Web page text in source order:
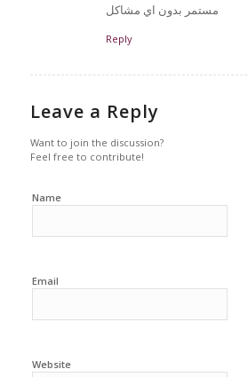
مستمر بدون اي مشاكل
Reply
Leave a Reply
Want to join the discussion?
Feel free to contribute!
Name
Email
Website